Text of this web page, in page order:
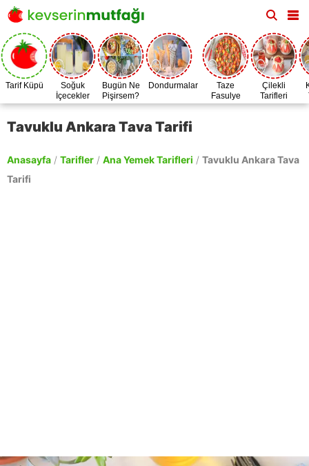
Tarif Küpü
Soğuk
İçecekler
Bugün Ne
Pişirsem?
Dondurmalar
Taze
Fasulye
Zamanı
Çilekli
Tarifleri
Tavuklu Ankara Tava Tarifi
Anasayfa / Tarifler / Ana Yemek Tarifleri / Tavuklu Ankara Tava
Tarifi